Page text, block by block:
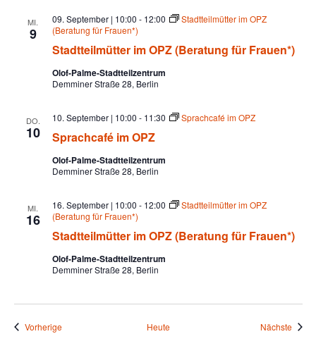
MI.
9
Stadtteilmütter im OPZ (Beratung für Frauen*)
09. September | 10:00 - 12:00
Stadtteilmütter im OPZ
(Beratung für Frauen*)
Olof-Palme-Stadtteilzentrum
Demminer Straße 28, Berlin
DO.
10 Sprachcafé im OPZ
10. September | 10:00 - 11:30 Sprachcafé im OPZ
Olof-Palme-Stadtteilzentrum
Demminer Straße 28, Berlin
MI.
16
Stadtteilmütter im OPZ (Beratung für Frauen*)
16. September | 10:00 - 12:00
Stadtteilmütter im OPZ
(Beratung für Frauen*)
Olof-Palme-Stadtteilzentrum
Demminer Straße 28, Berlin
VorherigeVeranstaltungen Heute Nächste